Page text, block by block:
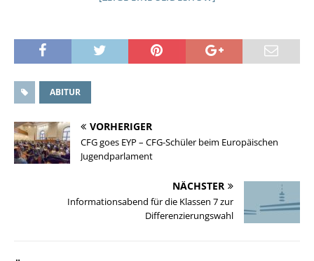
ABITUR
VORHERIGER
CFG goes EYP – CFG-Schüler beim Europäischen
Jugendparlament
NÄCHSTER
Informationsabend für die Klassen 7 zur
Differenzierungswahl